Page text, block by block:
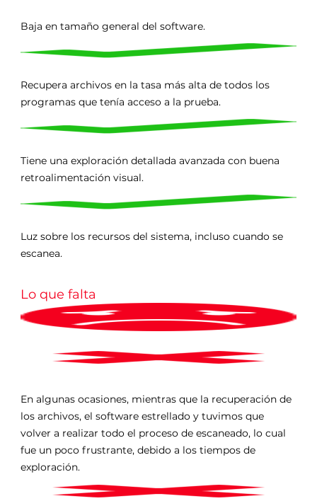
Baja en tamaño general del software.
Recupera archivos en la tasa más alta de todos los
programas que tenía acceso a la prueba.
Tiene una exploración detallada avanzada con buena
retroalimentación visual.
Luz sobre los recursos del sistema, incluso cuando se
escanea.
Lo que falta
En algunas ocasiones, mientras que la recuperación de
los archivos, el software estrellado y tuvimos que
volver a realizar todo el proceso de escaneado, lo cual
fue un poco frustrante, debido a los tiempos de
exploración.